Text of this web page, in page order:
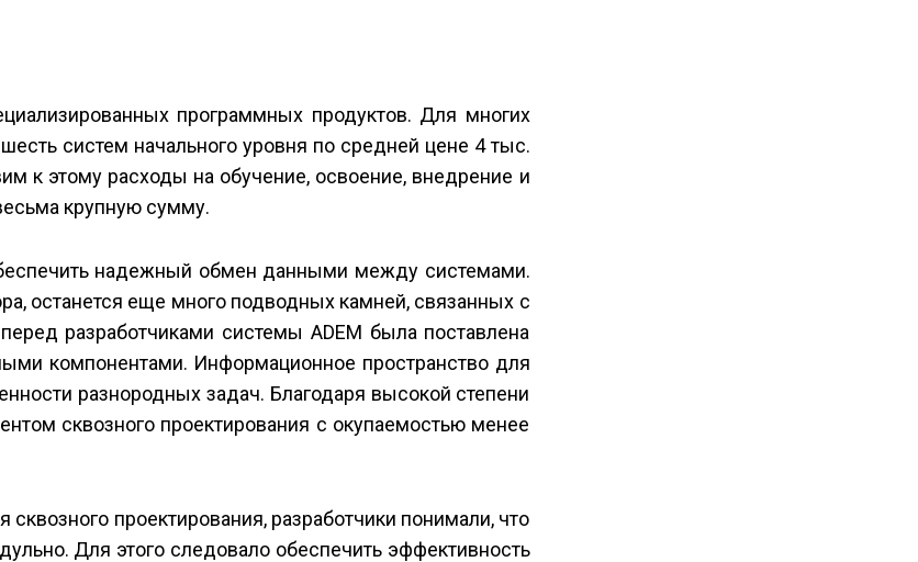
программных продуктов. Для многих
систем начального уровня по средней цене 4 тыс.
к этому расходы на обучение, освоение, внедрение и
крупную сумму.
надежный обмен данными между системами.
останется еще много подводных камней, связанных с
разработчиками системы ADEM была поставлена
компонентами. Информационное пространство для
разнородных задач. Благодаря высокой степени
сквозного проектирования с окупаемостью менее
проектирования, разработчики понимали, что
Для этого следовало обеспечить эффективность